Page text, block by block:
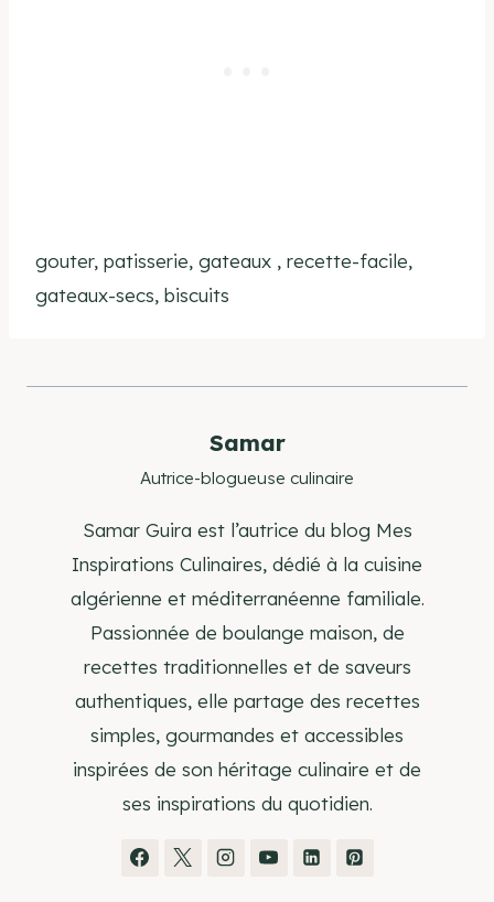
gouter, patisserie, gateaux , recette-facile,
gateaux-secs, biscuits
Samar
Autrice-blogueuse culinaire
Samar Guira est l’autrice du blog Mes
Inspirations Culinaires, dédié à la cuisine
algérienne et méditerranéenne familiale.
Passionnée de boulange maison, de
recettes traditionnelles et de saveurs
authentiques, elle partage des recettes
simples, gourmandes et accessibles
inspirées de son héritage culinaire et de
ses inspirations du quotidien.